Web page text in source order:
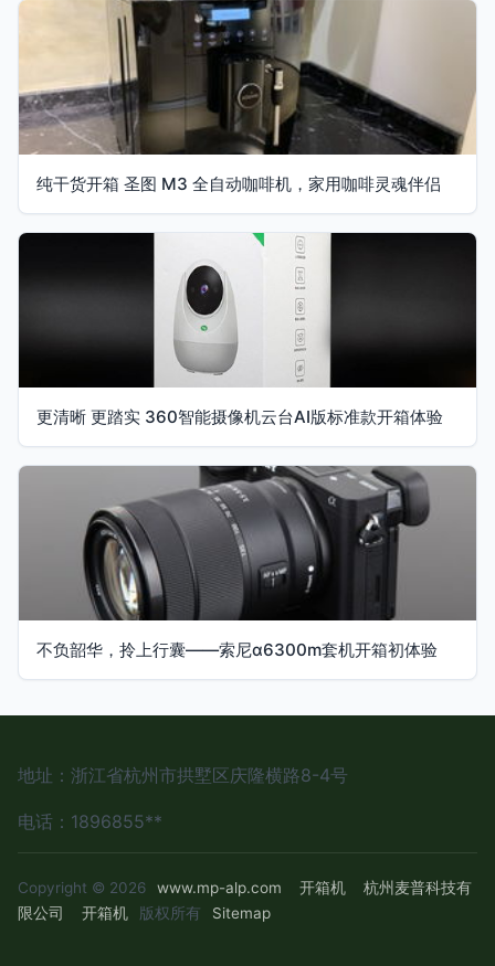
纯干货开箱 圣图 M3 全自动咖啡机，家用咖啡灵魂伴侣
更清晰 更踏实 360智能摄像机云台AI版标准款开箱体验
不负韶华，拎上行囊——索尼α6300m套机开箱初体验
地址：浙江省杭州市拱墅区庆隆横路8-4号
电话：1896855**
Copyright © 2026 www.mp-alp.com 开箱机
杭州麦普科技有
限公司
开箱机 版权所有 Sitemap